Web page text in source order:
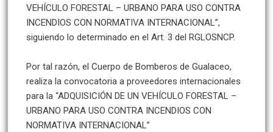
VEHÍCULO FORESTAL – URBANO PARA USO CONTRA
INCENDIOS CON NORMATIVA INTERNACIONAL”,
siguiendo lo determinado en el Art. 3 del RGLOSNCP.
Por tal razón, el Cuerpo de Bomberos de Gualaceo,
realiza la convocatoria a proveedores internacionales
para la “ADQUISICIÓN DE UN VEHÍCULO FORESTAL –
URBANO PARA USO CONTRA INCENDIOS CON
NORMATIVA INTERNACIONAL”